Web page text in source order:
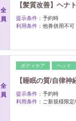
全
員
【髪質改善】ヘ
提示条件： 予約時
利用条件： 他券併用不可
全
員
ボディケア ヘッド
【睡眠の質/自律
提示条件： 予約時
利用条件： ご新規様限